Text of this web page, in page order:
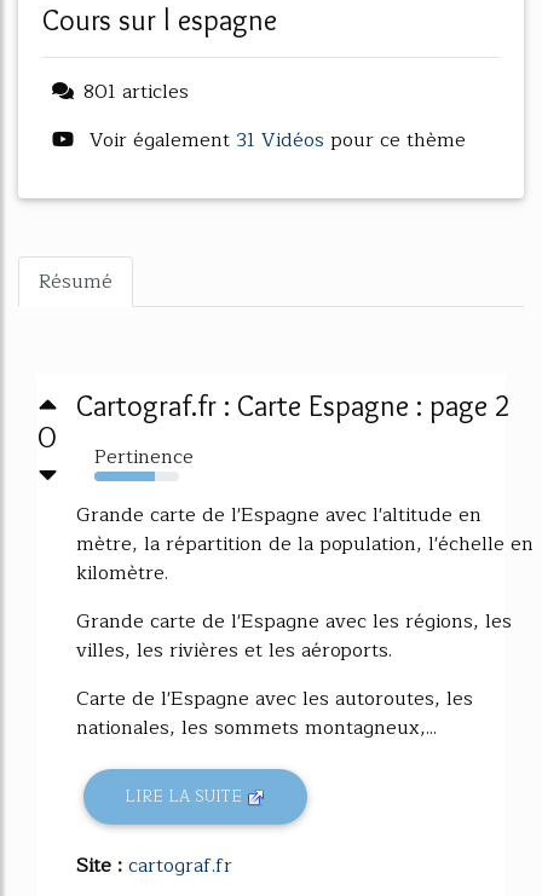
cours sur l espagne
801 articles
Voir également 31 Vidéos pour ce thème
Résumé
0
Cartograf.fr : Carte Espagne : page 2
Pertinence
71%
Grande carte de l'Espagne avec l'altitude en
mètre, la répartition de la population, l'échelle en
kilomètre.
Grande carte de l'Espagne avec les régions, les
villes, les rivières et les aéroports.
Carte de l'Espagne avec les autoroutes, les
nationales, les sommets montagneux,...
LIRE LA SUITE
Site :cartograf.fr